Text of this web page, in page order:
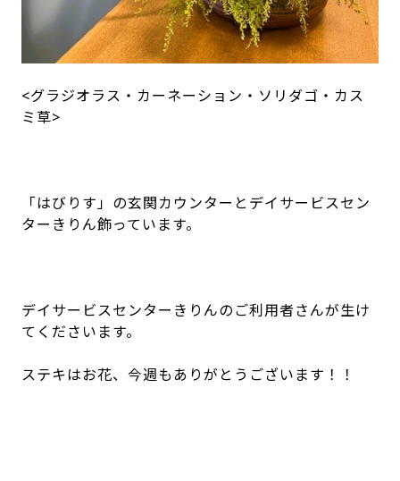
<グラジオラス・カーネーション・ソリダゴ・カス
ミ草>
「はびりす」の玄関カウンターとデイサービスセン
ターきりん飾っています。
デイサービスセンターきりんのご利用者さんが生け
てくださいます。
ステキはお花、今週もありがとうございます！！